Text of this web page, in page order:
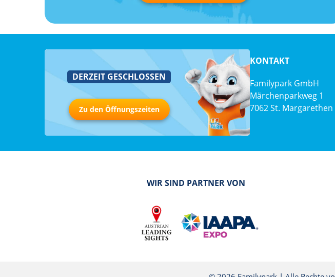
DERZEIT GESCHLOSSEN
Zu den Öffnungszeiten
KONTAKT
Familypark GmbH
Märchenparkweg 1
7062 St. Margarethen
WIR SIND PARTNER VON